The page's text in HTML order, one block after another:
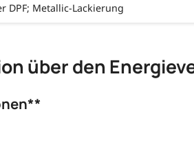
DPF; Metallic-Lackierung
über den